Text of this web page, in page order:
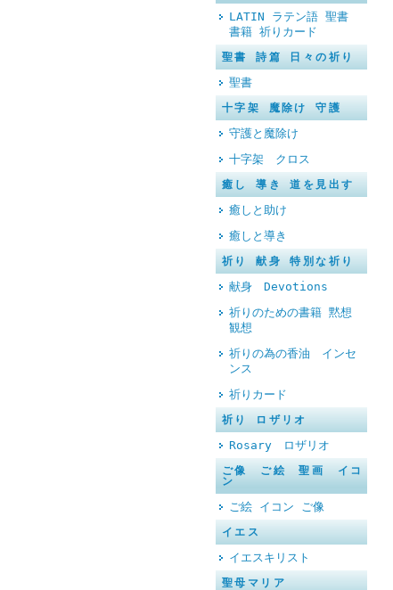
LATIN ラテン語 聖書
書籍 祈りカード
聖書 詩篇 日々の祈り
聖書
十字架 魔除け 守護
守護と魔除け
十字架 クロス
癒し 導き 道を見出す
癒しと助け
癒しと導き
祈り 献身 特別な祈り
献身 Devotions
祈りのための書籍 黙想
観想
祈りの為の香油 インセ
ンス
祈りカード
祈り ロザリオ
Rosary ロザリオ
ご像 ご絵 聖画 イコ
ン
ご絵 イコン ご像
イエス
イエスキリスト
聖母マリア